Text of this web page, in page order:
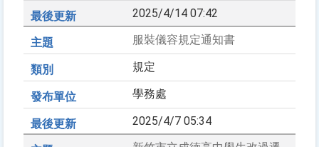
2025/4/14 07:42
服裝儀容規定通知書
規定
學務處
2025/4/7 05:34